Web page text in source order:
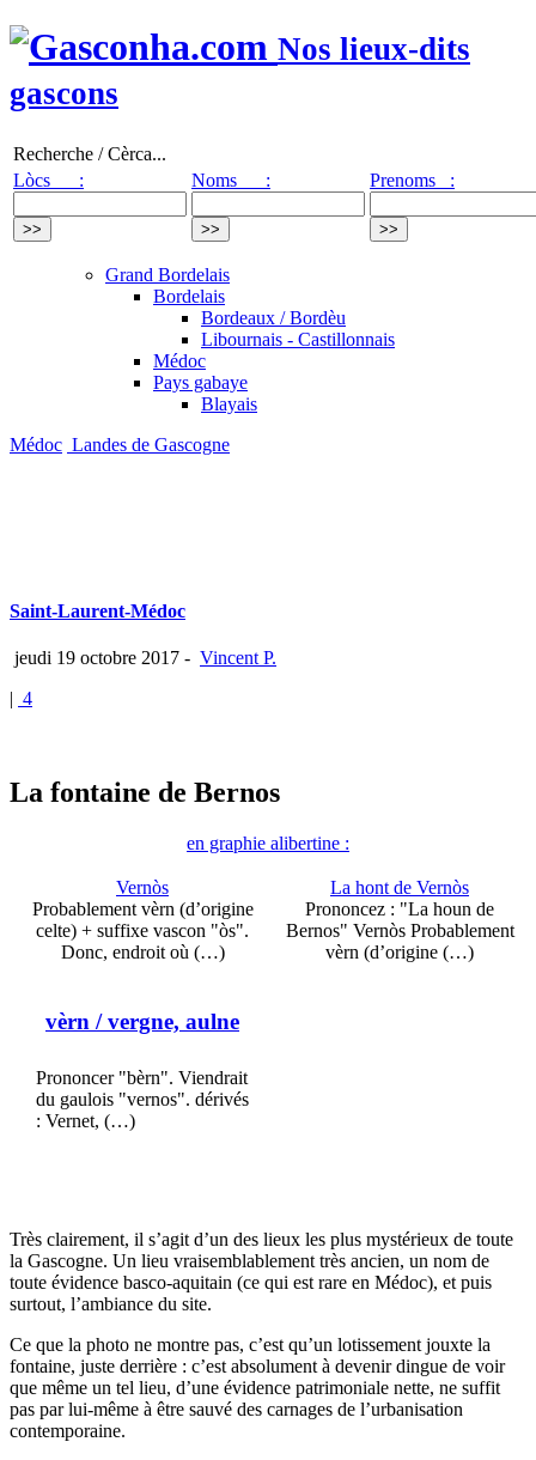
Nos lieux-dits
gascons
Recherche / Cèrca...
Lòcs :
Noms : Prenoms :
Grand Bordelais
Bordelais
Bordeaux / Bordèu
Libournais - Castillonnais
Médoc
Pays gabaye
Blayais
Médoc Landes de Gascogne
Saint-Laurent-Médoc
jeudi 19 octobre 2017 - Vincent P.
| 4
La fontaine de Bernos
en graphie alibertine :
Vernòs
Probablement vèrn (d’origine
celte) + suffixe vascon "òs".
Donc, endroit où (…)
vèrn / vergne, aulne
Prononcer "bèrn". Viendrait
du gaulois "vernos". dérivés
: Vernet, (…)
La hont de Vernòs
Prononcez : "La houn de
Bernos" Vernòs Probablement
vèrn (d’origine (…)
Très clairement, il s’agit d’un des lieux les plus mystérieux de toute
la Gascogne. Un lieu vraisemblablement très ancien, un nom de
toute évidence basco-aquitain (ce qui est rare en Médoc), et puis
surtout, l’ambiance du site.
Ce que la photo ne montre pas, c’est qu’un lotissement jouxte la
fontaine, juste derrière : c’est absolument à devenir dingue de voir
que même un tel lieu, d’une évidence patrimoniale nette, ne suffit
pas par lui-même à être sauvé des carnages de l’urbanisation
contemporaine.